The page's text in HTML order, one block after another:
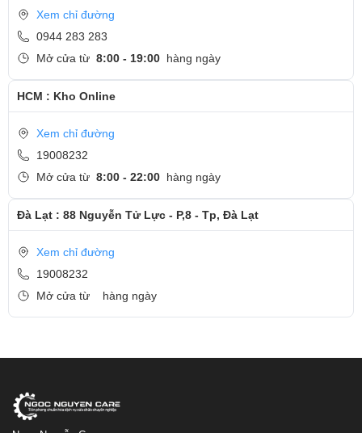
Cảm ơn quý khách khi dành thời gian quan tâm tới dịch vụ
Xem chỉ đường
0944 283 283
Mở cửa từ 8:00 - 19:00 hàng ngày
HCM : Kho Online
Xem chỉ đường
19008232
Mở cửa từ 8:00 - 22:00 hàng ngày
Đà Lạt : 88 Nguyễn Tử Lực - P,8 - Tp, Đà Lạt
Xem chỉ đường
19008232
Mở cửa từ
hàng ngày